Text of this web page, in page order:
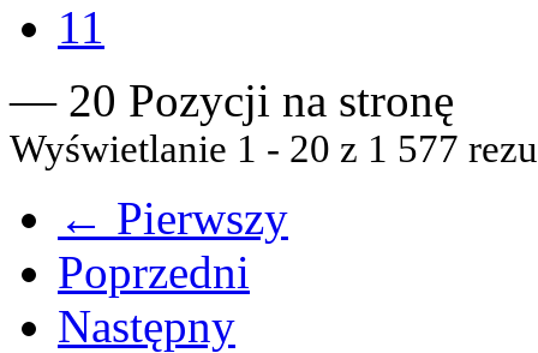
11
— 20 Pozycji na stronę
Wyświetlanie 1 - 20 z 1 577
← Pierwszy
Poprzedni
Następny